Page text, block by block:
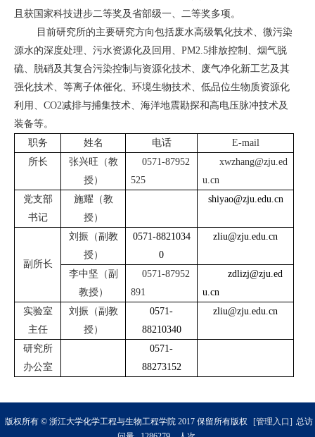
且获国家科技进步二等奖及省部级一、二等奖多项。
目前研究所的主要研究方向包括废水高级氧化技术、微污染
源水的深度处理、污水资源化及回用、PM2.5排放控制、烟气脱
硫、脱硝及其复合污染控制与资源化技术、废气净化新工艺及其
强化技术、等离子体催化、环境生物技术、低品位生物质资源化
利用、CO2减排与捕集技术、海洋地震勘探和高电压脉冲技术及
装备等。
职务
姓名 电话
E-mail
所长
张兴旺（教
授）
0571-87952
525
xwzhang@zju.ed
u.cn
党支部
书记
施耀（教
授）
shiyao@zju.edu.cn
副所长
刘振（副教
授）
0571-8821034
0
zliu@zju.edu.cn
李中坚（副
教授）
0571-87952
891
zdlizj@zju.ed
u.cn
实验室
主任
刘振（副教
授）
0571-
88210340
zliu@zju.edu.cn
研究所
办公室
0571-
88273152
版权所有 © 浙江大学化学工程与生物工程学院 2017 保留所有版权 [管理入口] 总访